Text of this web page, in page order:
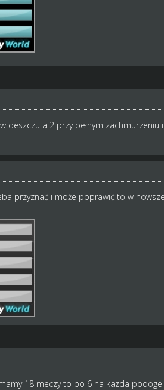
deszczu a 2 przy pełnym
przyznać i może poprawić to w
18 meczy to po 6 na kazda